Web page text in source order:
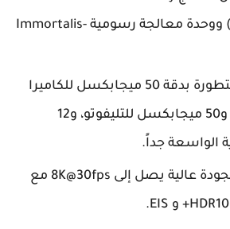
9300+ (4 نانومتر) ووحدة معالجة رسومية Immortalis-
كاميرا ثلاثية متطورة بدقة 50 ميجابكسل للكاميرا
الرئيسية مع OIS، و50 ميجابكسل للتليفوتو، و12
الواسعة جداً.
تصوير فيديو بجودة عالية يصل إلى 8K@30fps مع